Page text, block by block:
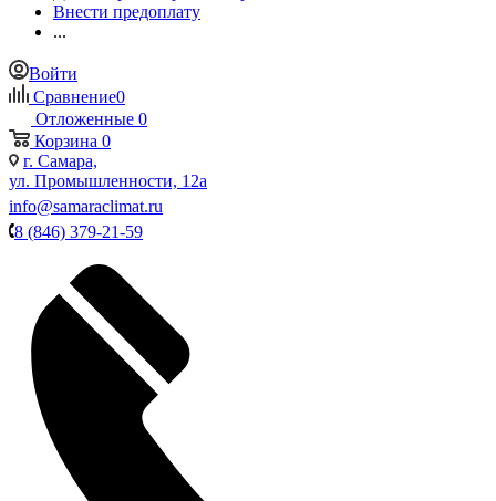
Внести предоплату
...
Войти
Сравнение0
Отложенные 0
Корзина 0
г. Самара,
ул. Промышленности, 12а
info@samaraclimat.ru
8 (846) 379-21-59